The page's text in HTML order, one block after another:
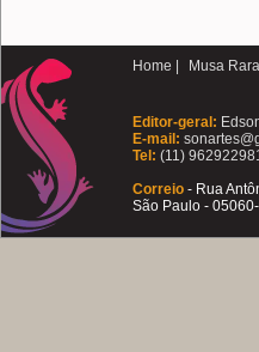
Home | Musa Rara |
Editor-geral:
E-mail:
Tel: (11)
Correio - Rua
São Paulo -